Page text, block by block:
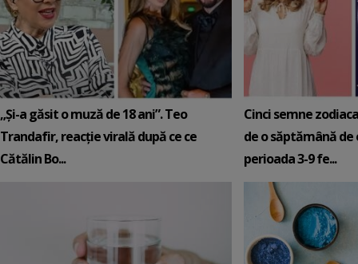
„Și-a găsit o muză de 18 ani”. Teo
Trandafir, reacție virală după ce ce
Cătălin Bo...
Cinci semne
de o săptămână de
perioada 3-9 fe...